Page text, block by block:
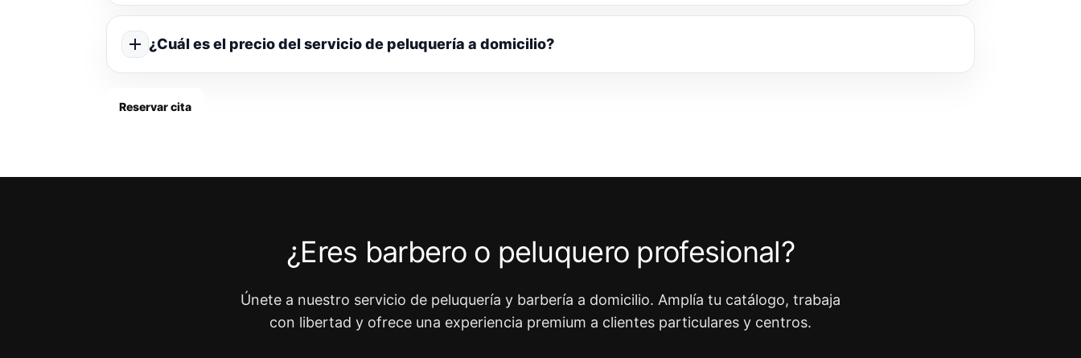
¿Cuál es el precio del servicio de peluquería a domicilio?
Reservar cita
¿Eres barbero o peluquero profesional?
Únete a nuestro servicio de peluquería y barbería a domicilio. Amplía tu catálogo, trabaja
con libertad y ofrece una experiencia premium a clientes particulares y centros.